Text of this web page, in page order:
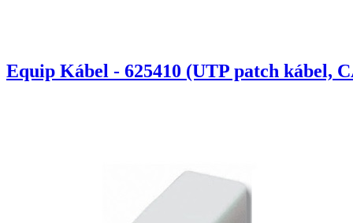
Equip Kábel - 625410 (UTP patch kábel,